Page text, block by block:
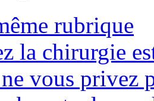
rubrique
la chirurgie
vous privez